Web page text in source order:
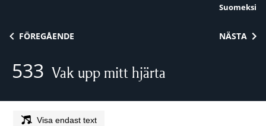
Suomeksi
FÖREGÅENDE NÄSTA
533 Vak upp mitt hjärta
Visa endast text